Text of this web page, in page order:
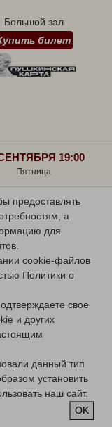
предоставлять
а
для
cookie-файлов
Политики о
свое
и других
данный тип
установить
наш сайт.
OK
Большой зал
билет
19:00
Пятница
МАРИЦА
билет
19:00
Суббота